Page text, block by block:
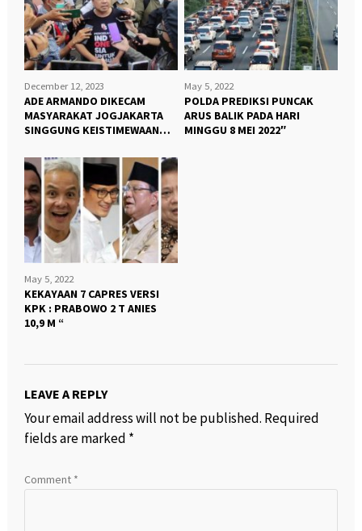
December 12, 2023
ADE ARMANDO DIKECAM
MASYARAKAT JOGJAKARTA
SINGGUNG KEISTIMEWAAN
May 5, 2022
POLDA PREDIKSI PUNCAK
ARUS BALIK PADA HARI
MINGGU 8 MEI 2022″
May 5, 2022
KEKAYAAN 7 CAPRES VERSI
KPK : PRABOWO 2 T ANIES
10,9 M “
LEAVE A REPLY
Your email address will not be published. Required
fields are marked *
Comment *